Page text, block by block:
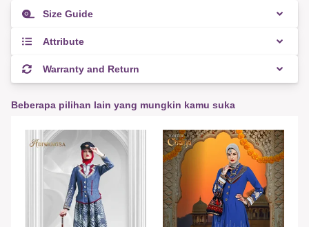
Size Guide
Attribute
Warranty and Return
Beberapa pilihan lain yang mungkin kamu suka